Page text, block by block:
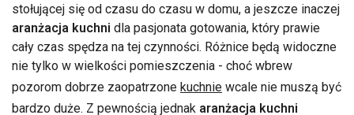
stołującej się od czasu do czasu w domu, a jeszcze inaczej
aranżacja kuchni dla pasjonata gotowania, który prawie
cały czas spędza na tej czynności. Różnice będą widoczne
nie tylko w wielkości pomieszczenia - choć wbrew
pozorom dobrze zaopatrzone kuchnie wcale nie muszą być
bardzo duże. Z pewnością jednak aranżacja kuchni